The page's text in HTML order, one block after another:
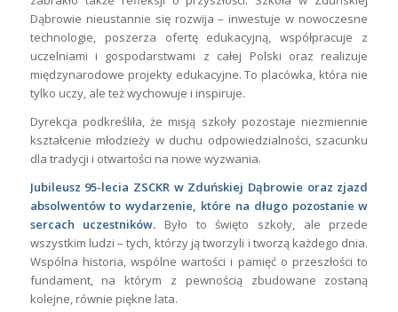
Dąbrowie nieustannie się rozwija – inwestuje w nowoczesne
technologie, poszerza ofertę edukacyjną, współpracuje z
uczelniami i gospodarstwami z całej Polski oraz realizuje
międzynarodowe projekty edukacyjne. To placówka, która nie
tylko uczy, ale też wychowuje i inspiruje.
Dyrekcja podkreśliła, że misją szkoły pozostaje niezmiennie
kształcenie młodzieży w duchu odpowiedzialności, szacunku
dla tradycji i otwartości na nowe wyzwania.
Jubileusz 95-lecia ZSCKR w Zduńskiej Dąbrowie oraz zjazd
absolwentów to wydarzenie, które na długo pozostanie w
sercach uczestników. Było to święto szkoły, ale przede
wszystkim ludzi – tych, którzy ją tworzyli i tworzą każdego dnia.
Wspólna historia, wspólne wartości i pamięć o przeszłości to
fundament, na którym z pewnością zbudowane zostaną
kolejne, równie piękne lata.